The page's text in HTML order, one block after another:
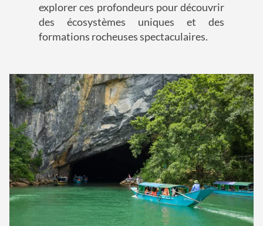
explorer ces profondeurs pour découvrir
des écosystèmes uniques et des
formations rocheuses spectaculaires.